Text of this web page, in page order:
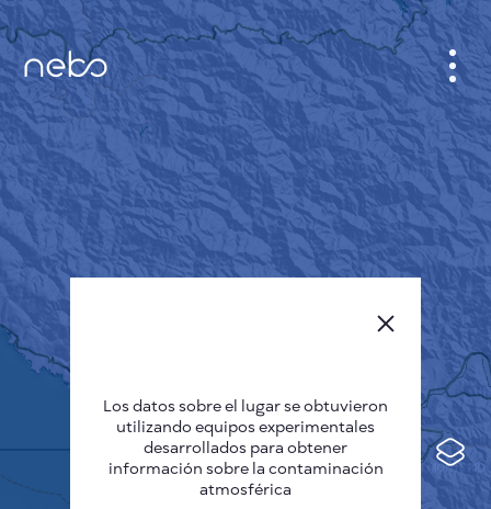
Sensores
GABINETE
PLANO DE LA CIUDAD
SENSOR NEBO
QUIÉNES SOMOS
Deutsch
Español
Français
Los datos sobre el lugar se obtuvieron
utilizando equipos experimentales
desarrollados para obtener
información sobre la contaminación
atmosférica